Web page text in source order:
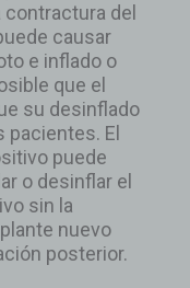
del
causar
e inflado o
que el
su desinflado
El
puede
o desinflar el
sin la
nuevo
posterior.